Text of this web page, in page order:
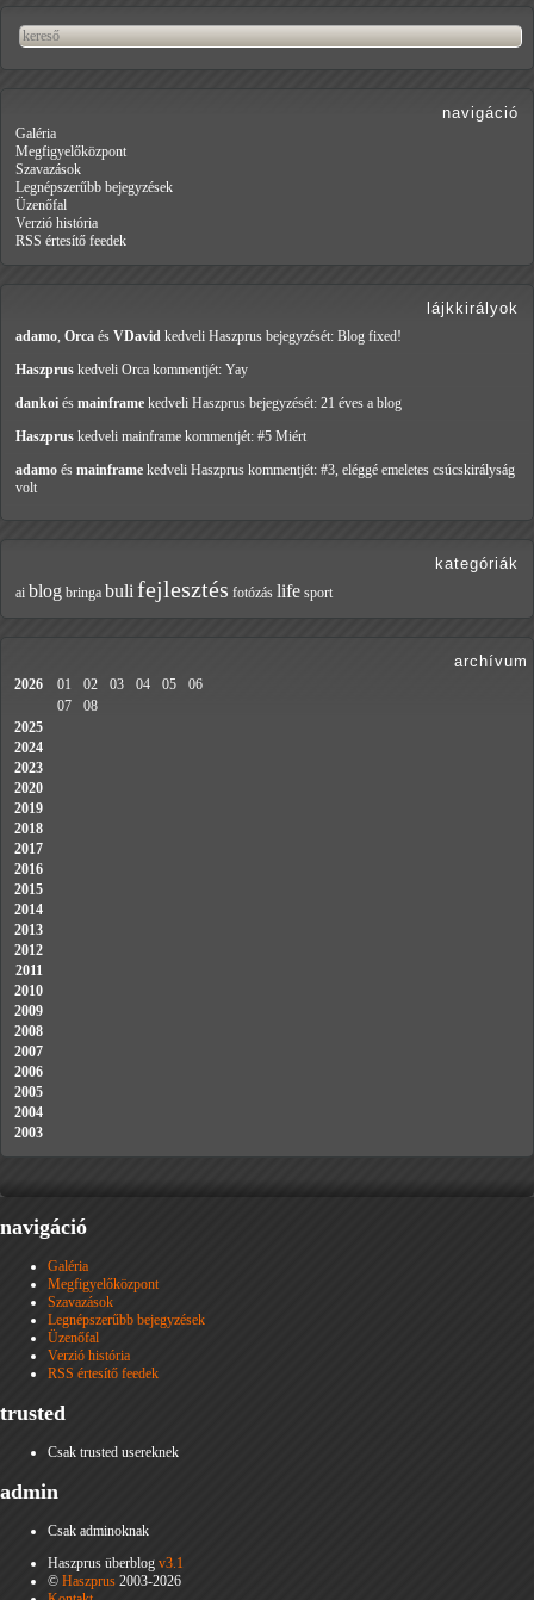
navigáció
Galéria
Megfigyelőközpont
Szavazások
Legnépszerűbb bejegyzések
Üzenőfal
Verzió história
RSS értesítő feedek
lájkkirályok
adamo, Orca és VDavid kedveli Haszprus bejegyzését: Blog fixed!
Haszprus kedveli Orca kommentjét: Yay
dankoi és mainframe kedveli Haszprus bejegyzését: 21 éves a blog
Haszprus kedveli mainframe kommentjét: #5 Miért
adamo és mainframe kedveli Haszprus kommentjét: #3, eléggé emeletes csúcskirályság
volt
kategóriák
ai blog bringa bulifejlesztés fotózás life sport
archívum
2026 01 02 03 04 05
06
07
08
2025
2024
2023
2020
2019
2018
2017
2016
2015
2014
2013
2012
2011
2010
2009
2008
2007
2006
2005
2004
2003
navigáció
Galéria
Megfigyelőközpont
Szavazások
Legnépszerűbb bejegyzések
Üzenőfal
Verzió história
RSS értesítő feedek
trusted
Csak trusted usereknek
admin
Csak adminoknak
Haszprus überblog v3.1
© Haszprus 2003-2026